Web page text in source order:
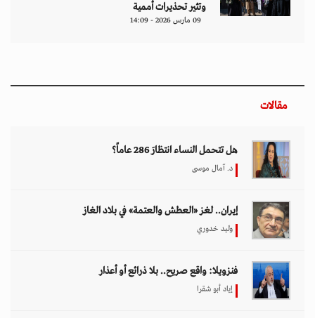
وتثير تحذيرات أممية
09 مارس 2026 - 14:09
مقالات
هل تتحمل النساء انتظارَ 286 عاماً؟
د. آمال موسى
إيران.. لغز «العطش والعتمة» في بلاد الغاز
وليد خدوري
فنزويلا: واقع صريح.. بلا ذرائع أو أعذار
إياد أبو شقرا